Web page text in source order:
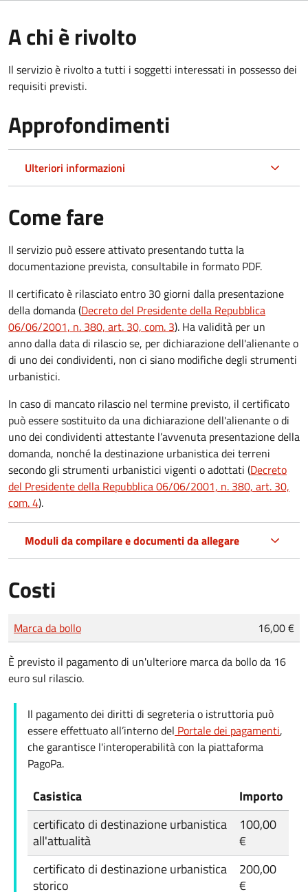
A chi è rivolto
Il servizio è rivolto a tutti i soggetti interessati in possesso dei
requisiti previsti.
Approfondimenti
Ulteriori informazioni
Come fare
Il servizio può essere attivato presentando tutta la
documentazione prevista, consultabile in formato PDF.
Il certificato è rilasciato entro 30 giorni dalla presentazione
della domanda (Decreto del Presidente della Repubblica
06/06/2001, n. 380, art. 30, com. 3). Ha validità per un
anno dalla data di rilascio se, per dichiarazione dell'alienante o
di uno dei condividenti, non ci siano modifiche degli strumenti
urbanistici.
In caso di mancato rilascio nel termine previsto, il certificato
può essere sostituito da una dichiarazione dell'alienante o di
uno dei condividenti attestante l’avvenuta presentazione della
domanda, nonché la destinazione urbanistica dei terreni
secondo gli strumenti urbanistici vigenti o adottati (Decreto
del Presidente della Repubblica 06/06/2001, n. 380, art. 30,
com. 4).
Moduli da compilare e documenti da allegare
Costi
Tipo di pagamento
Importo
Marca da bollo 16,00 €
È previsto il pagamento di un'ulteriore marca da bollo da 16
euro sul rilascio.
Il pagamento dei diritti di segreteria o istruttoria può
essere effettuato all’interno del Portale dei pagamenti,
che garantisce l'interoperabilità con la piattaforma
PagoPa.
Casistica
Importo
certificato di destinazione urbanistica
all'attualità
100,00
€
certificato di destinazione urbanistica
storico
200,00
€